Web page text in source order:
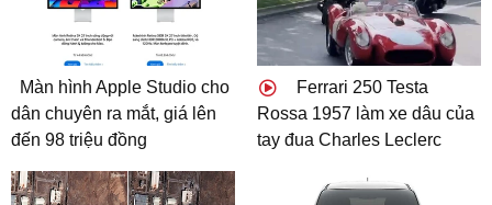
Màn hình Apple Studio cho
dân chuyên ra mắt, giá lên
đến 98 triệu đồng
Ferrari 250 Testa
Rossa 1957 làm xe dâu của
tay đua Charles Leclerc